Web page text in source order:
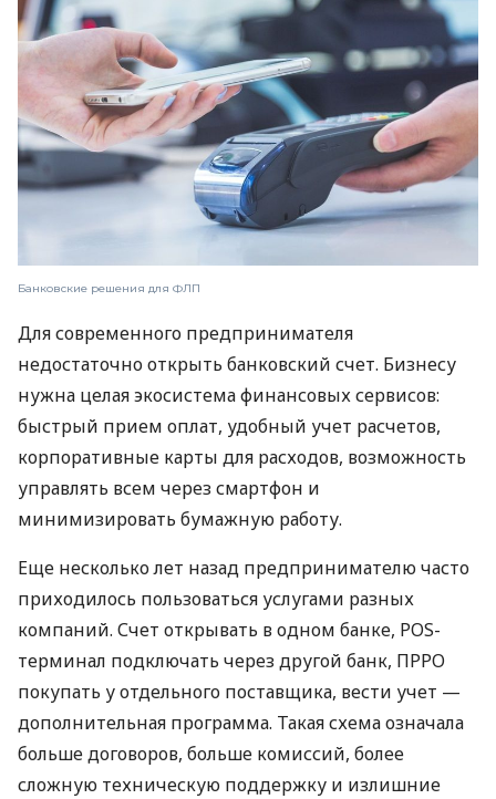
Банковские решения для ФЛП
Для современного предпринимателя
недостаточно открыть банковский счет. Бизнесу
нужна целая экосистема финансовых сервисов:
быстрый прием оплат, удобный учет расчетов,
корпоративные карты для расходов, возможность
управлять всем через смартфон и
минимизировать бумажную работу.
Еще несколько лет назад предпринимателю часто
приходилось пользоваться услугами разных
компаний. Счет открывать в одном банке, POS-
терминал подключать через другой банк, ПРРО
покупать у отдельного поставщика, вести учет —
дополнительная программа. Такая схема означала
больше договоров, больше комиссий, более
сложную техническую поддержку и излишние